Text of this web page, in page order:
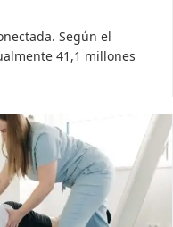
Según el
41,1 millones